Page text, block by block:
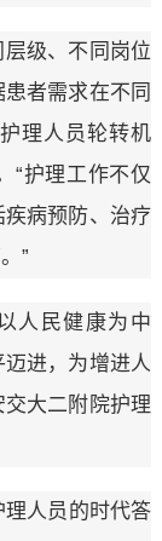
级、不同岗位
者需求在不同
理人员轮转机
“护理工作不仅
病预防、治疗
”
人民健康为中
进，为增进人
大二附院护理
人员的时代答